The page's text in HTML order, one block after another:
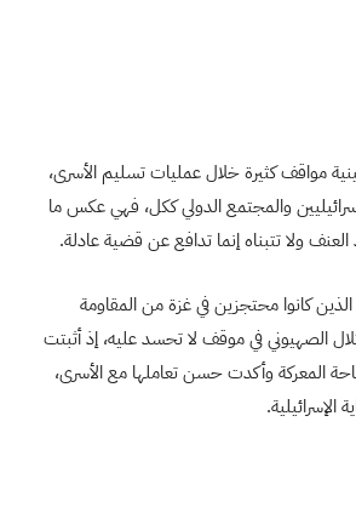
مواقف كثيرة خلال عمليات تسليم الأسرى،
والمجتمع الدولي ككل، فهي عكس ما
العنف ولا تتبناه إنما تدافع عن قضية عادلة.
كانوا محتجزين في غزة من المقاومة
الصهيوني في موقف لا تحسد عليه، إذ أثبتت
المعركة وأكدت حسن تعاملها مع الأسرى،